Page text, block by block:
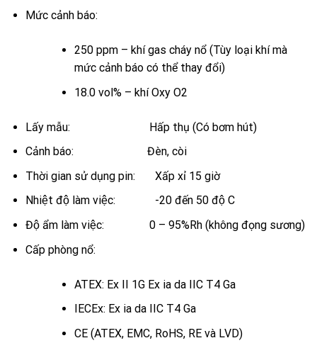
Mức cảnh báo:
250 ppm – khí gas cháy nổ (Tùy loại khí mà
mức cảnh báo có thể thay đổi)
18.0 vol% – khí Oxy O2
Lấy mẫu: Hấp thụ (Có bơm hút)
Cảnh báo: Đèn, còi
Thời gian sử dụng pin: Xấp xỉ 15 giờ
Nhiệt độ làm việc: -20 đến 50 độ C
Độ ẩm làm việc: 0 – 95%Rh (không đọng sương)
Cấp phòng nổ:
ATEX: Ex II 1G Ex ia da IIC T4 Ga
IECEx: Ex ia da IIC T4 Ga
CE (ATEX, EMC, RoHS, RE và LVD)